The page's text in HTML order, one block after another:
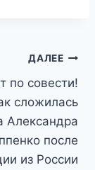
ДАЛЕЕ
по совести!
сложилась
Александра
после
из России